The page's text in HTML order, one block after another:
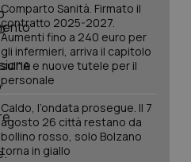
Comparto Sanità. Firmato il
contratto 2025-2027.
Aumenti fino a 240 euro per
gli infermieri, arriva il capitolo
sull'IA e nuove tutele per il
personale
Caldo, l’ondata prosegue. Il 7
agosto 26 città restano da
bollino rosso, solo Bolzano
torna in giallo